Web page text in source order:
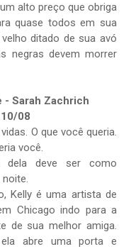
alto preço que obriga
quase todos em sua
ditado de sua avó
negras devem morrer
- Sarah Zachrich
08
O que você queria.
você.
dela deve ser como
Kelly é uma artista de
Chicago indo para a
de sua melhor amiga.
abre uma porta e